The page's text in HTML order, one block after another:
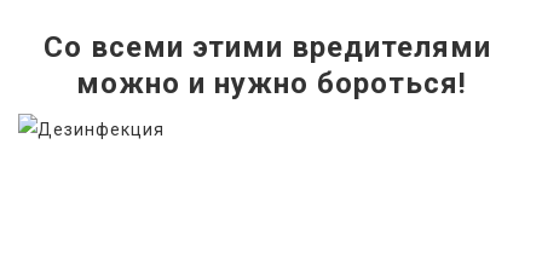
Со всеми этими вредителями
можно и нужно бороться!